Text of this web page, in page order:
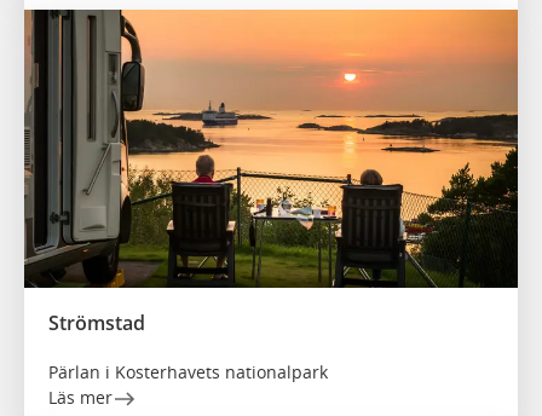
Strömstad
Pärlan i Kosterhavets nationalpark
Läs mer